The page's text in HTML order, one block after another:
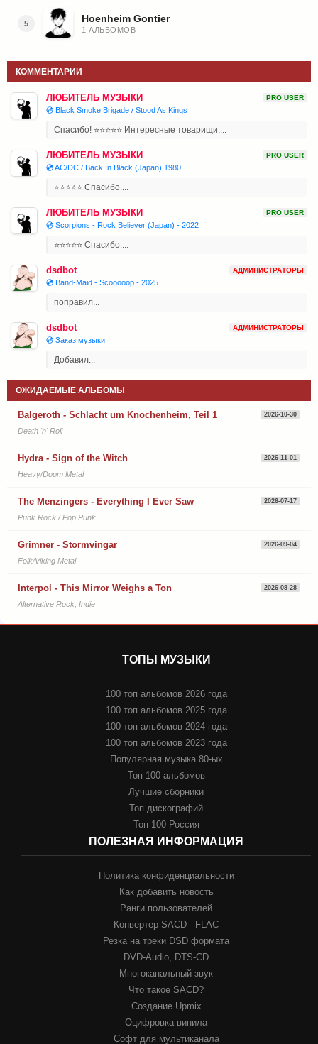
5 Hoenheim Gontier
1 АЛЬБОМОВ
КОММЕНТАРИИ
ЛЮБИТЕЛЬ МУЗЫКИ PRO USER
💿 Black Smoke Brigade / Stood As Kings
Спасибо! ⭐⭐⭐⭐⭐ Интересные товарищи....
ЛЮБИТЕЛЬ МУЗЫКИ PRO USER
💿 AC/DC / Back In Black (Japan) 1980
⭐⭐⭐⭐⭐ Спасибо....
ЛЮБИТЕЛЬ МУЗЫКИ PRO USER
💿 Scorpions - Rock Believer (Japan) - 2022
⭐⭐⭐⭐⭐ Спасибо....
dsdbot АДМИНИСТРАТОРЫ
💿 Band-Maid - Scooooop - 2025
поправил...
dsdbot АДМИНИСТРАТОРЫ
💿 Заказ музыки
Добавил...
ОЖИДАЕМЫЕ АЛЬБОМЫ
Balgeroth - Schlacht um Knochenheim, Teil 1 2026-10-30
Death 'n' Roll
Hydra - Sign of the Witch 2026-11-01
Heavy/Doom Metal
The Menzingers - Everything I Ever Saw 2026-07-17
Punk Rock / Pop Punk
Grimner - Stormvingar 2026-09-04
Folk/Viking Metal
Interpol - This Mirror Weighs a Ton 2026-08-28
Alternative Rock, Indie
ТОПЫ МУЗЫКИ
100 топ альбомов 2026 года
100 топ альбомов 2025 года
100 топ альбомов 2024 года
100 топ альбомов 2023 года
Популярная музыка 80-ых
Топ 100 альбомов
Лучшие сборники
Топ дискографий
Топ 100 Россия
ПОЛЕЗНАЯ ИНФОРМАЦИЯ
Политика конфиденциальности
Как добавить новость
Ранги пользователей
Конвертер SACD - FLAC
Резка на треки DSD формата
DVD-Audio, DTS-CD
Многоканальный звук
Что такое SACD?
Создание Upmix
Оцифровка винила
Софт для мультиканала